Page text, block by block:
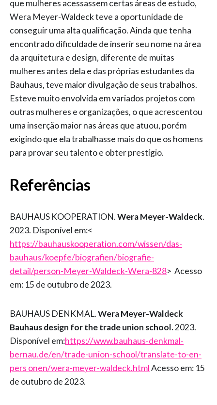
que mulheres acessassem certas áreas de estudo,
Wera Meyer-Waldeck teve a oportunidade de
conseguir uma alta qualificação. Ainda que tenha
encontrado dificuldade de inserir seu nome na área
da arquitetura e design, diferente de muitas
mulheres antes dela e das próprias estudantes da
Bauhaus, teve maior divulgação de seus trabalhos.
Esteve muito envolvida em variados projetos com
outras mulheres e organizações, o que acrescentou
uma inserção maior nas áreas que atuou, porém
exigindo que ela trabalhasse mais do que os homens
para provar seu talento e obter prestígio.
Referências
BAUHAUS KOOPERATION.Wera Meyer-Waldeck.
2023. Disponível em:<
https://bauhauskooperation.com/wissen/das-
bauhaus/koepfe/biografien/biografie-
detail/person-Meyer-Waldeck-Wera-828> Acesso
em: 15 de outubro de 2023.
BAUHAUS DENKMAL.Wera Meyer-Waldeck
Bauhaus design for the trade union school.2023.
Disponível em:https://www.bauhaus-denkmal-
bernau.de/en/trade-union-school/translate-to-en-
pers onen/wera-meyer-waldeck.htmlAcesso em: 15
de outubro de 2023.